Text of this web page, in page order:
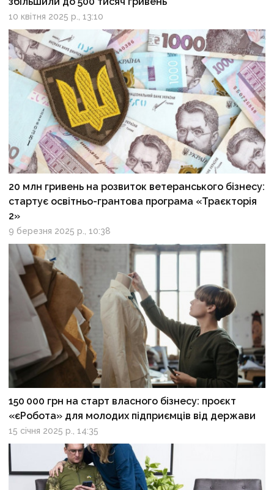
10 квітня 2025 р., 13:10
20 млн гривень на розвиток ветеранського бізнесу:
стартує освітньо-грантова програма «Траєкторія
2»
9 березня 2025 р., 10:38
150 000 грн на старт власного бізнесу: проєкт
«єРобота» для молодих підприємців від держави
15 січня 2025 р., 14:35